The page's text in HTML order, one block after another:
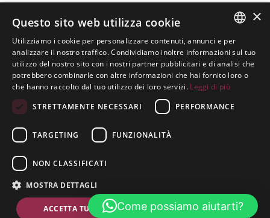
Sede Operativa: Via Benedetto Giovanelli, 23, 38122
Trento TN
Telefono:0461 984100
Email:info@dallenogare.it
C.F. / P.IVA: 01550480220
Privacy Policy
Cookie Policy
Iscriz. al reg. imprese MI | Capitale sociale € 10.200 i.v. |
Come possiamo aiutarti?
ITALIAN
ENGLISH
×
Questo sito web utilizza cookie
Utilizziamo i cookie per personalizzare contenuti, annunci e per
analizzare il nostro traffico. Condividiamo inoltre informazioni sul tuo
utilizzo del nostro sito con i nostri partner pubblicitari e di analisi che
potrebbero combinarle con altre informazioni che hai fornito loro o
che hanno raccolto dal tuo utilizzo dei loro servizi. Leggi di più
STRETTAMENTE NECESSARI
PERFORMANCE
TARGETING FUNZIONALITÀ
NON CLASSIFICATI
MOSTRA DETTAGLI
ACCETTA TUTTO RIFIUTA TUTTO